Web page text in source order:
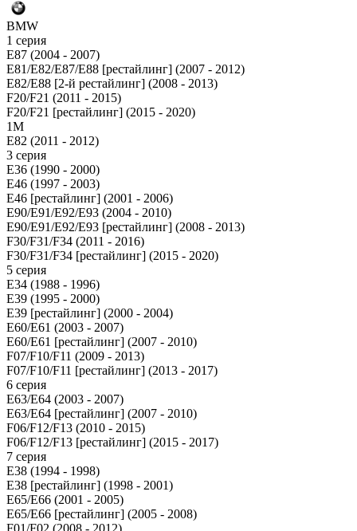
BMW
1 серия
E87 (2004 - 2007)
E81/E82/E87/E88 [рестайлинг] (2007 - 2012)
E82/E88 [2-й рестайлинг] (2008 - 2013)
F20/F21 (2011 - 2015)
F20/F21 [рестайлинг] (2015 - 2020)
1M
E82 (2011 - 2012)
3 серия
E36 (1990 - 2000)
E46 (1997 - 2003)
E46 [рестайлинг] (2001 - 2006)
E90/E91/E92/E93 (2004 - 2010)
E90/E91/E92/E93 [рестайлинг] (2008 - 2013)
F30/F31/F34 (2011 - 2016)
F30/F31/F34 [рестайлинг] (2015 - 2020)
5 серия
E34 (1988 - 1996)
E39 (1995 - 2000)
E39 [рестайлинг] (2000 - 2004)
E60/E61 (2003 - 2007)
E60/E61 [рестайлинг] (2007 - 2010)
F07/F10/F11 (2009 - 2013)
F07/F10/F11 [рестайлинг] (2013 - 2017)
6 серия
E63/E64 (2003 - 2007)
E63/E64 [рестайлинг] (2007 - 2010)
F06/F12/F13 (2010 - 2015)
F06/F12/F13 [рестайлинг] (2015 - 2017)
7 серия
E38 (1994 - 1998)
E38 [рестайлинг] (1998 - 2001)
E65/E66 (2001 - 2005)
E65/E66 [рестайлинг] (2005 - 2008)
F01/F02 (2008 - 2012)